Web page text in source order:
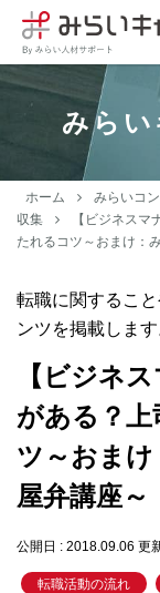
みら
ホーム みらいコ
収集
【ビジネス
たれるコツ～おまけ：
転職に関するこ
ンツを掲載します
【ビジネ
がある？上
ツ～おま
屋弁講座～
公開日 : 2018.09.06 更
転職活動の流れ